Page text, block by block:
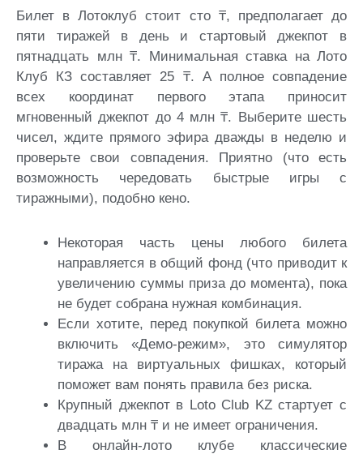
Билет в Лотоклуб стоит сто ₸, предполагает до
пяти тиражей в день и стартовый джекпот в
пятнадцать млн ₸. Минимальная ставка на Лото
Клуб КЗ составляет 25 ₸. А полное совпадение
всех координат первого этапа приносит
мгновенный джекпот до 4 млн ₸. Выберите шесть
чисел, ждите прямого эфира дважды в неделю и
проверьте свои совпадения. Приятно (что есть
возможность чередовать быстрые игры с
тиражными), подобно кено.
Некоторая часть цены любого билета
направляется в общий фонд (что приводит к
увеличению суммы приза до момента), пока
не будет собрана нужная комбинация.
Если хотите, перед покупкой билета можно
включить «Демо-режим», это симулятор
тиража на виртуальных фишках, который
поможет вам понять правила без риска.
Крупный джекпот в Loto Club KZ стартует с
двадцать млн ₸ и не имеет ограничения.
В онлайн-лото клубе классические